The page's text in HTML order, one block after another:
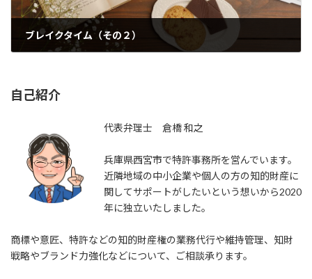
ブレイクタイム（その２）
自己紹介
代表弁理士 倉橋 和之
兵庫県西宮市で特許事務所を営んでいます。
近隣地域の中小企業や個人の方の知的財産に
関してサポートがしたいという想いから2020
年に独立いたしました。
商標や意匠、特許などの知的財産権の業務代行や維持管理、知財
戦略やブランド力強化などについて、ご相談承ります。